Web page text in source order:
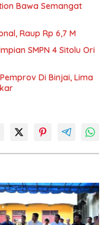
Bawa Semangat
Raup Rp 6,7 M
SMPN 4 Sitolu Ori
Di Binjai, Lima